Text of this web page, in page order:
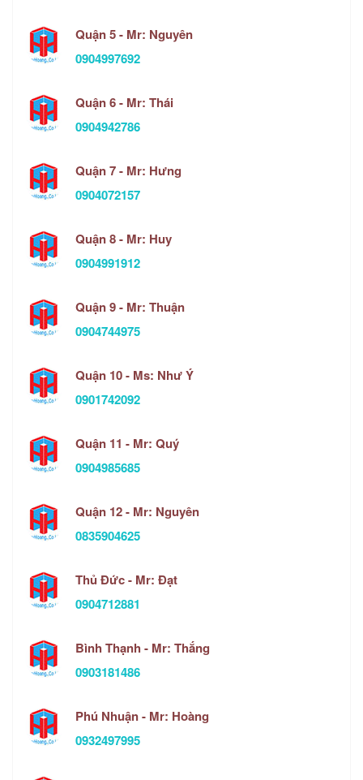
Quận 5 - Mr: Nguyên
0904997692
Quận 6 - Mr: Thái
0904942786
Quận 7 - Mr: Hưng
0904072157
Quận 8 - Mr: Huy
0904991912
Quận 9 - Mr: Thuận
0904744975
Quận 10 - Ms: Như Ý
0901742092
Quận 11 - Mr: Quý
0904985685
Quận 12 - Mr: Nguyên
0835904625
Thủ Đức - Mr: Đạt
0904712881
Bình Thạnh - Mr: Thắng
0903181486
Phú Nhuận - Mr: Hoàng
0932497995